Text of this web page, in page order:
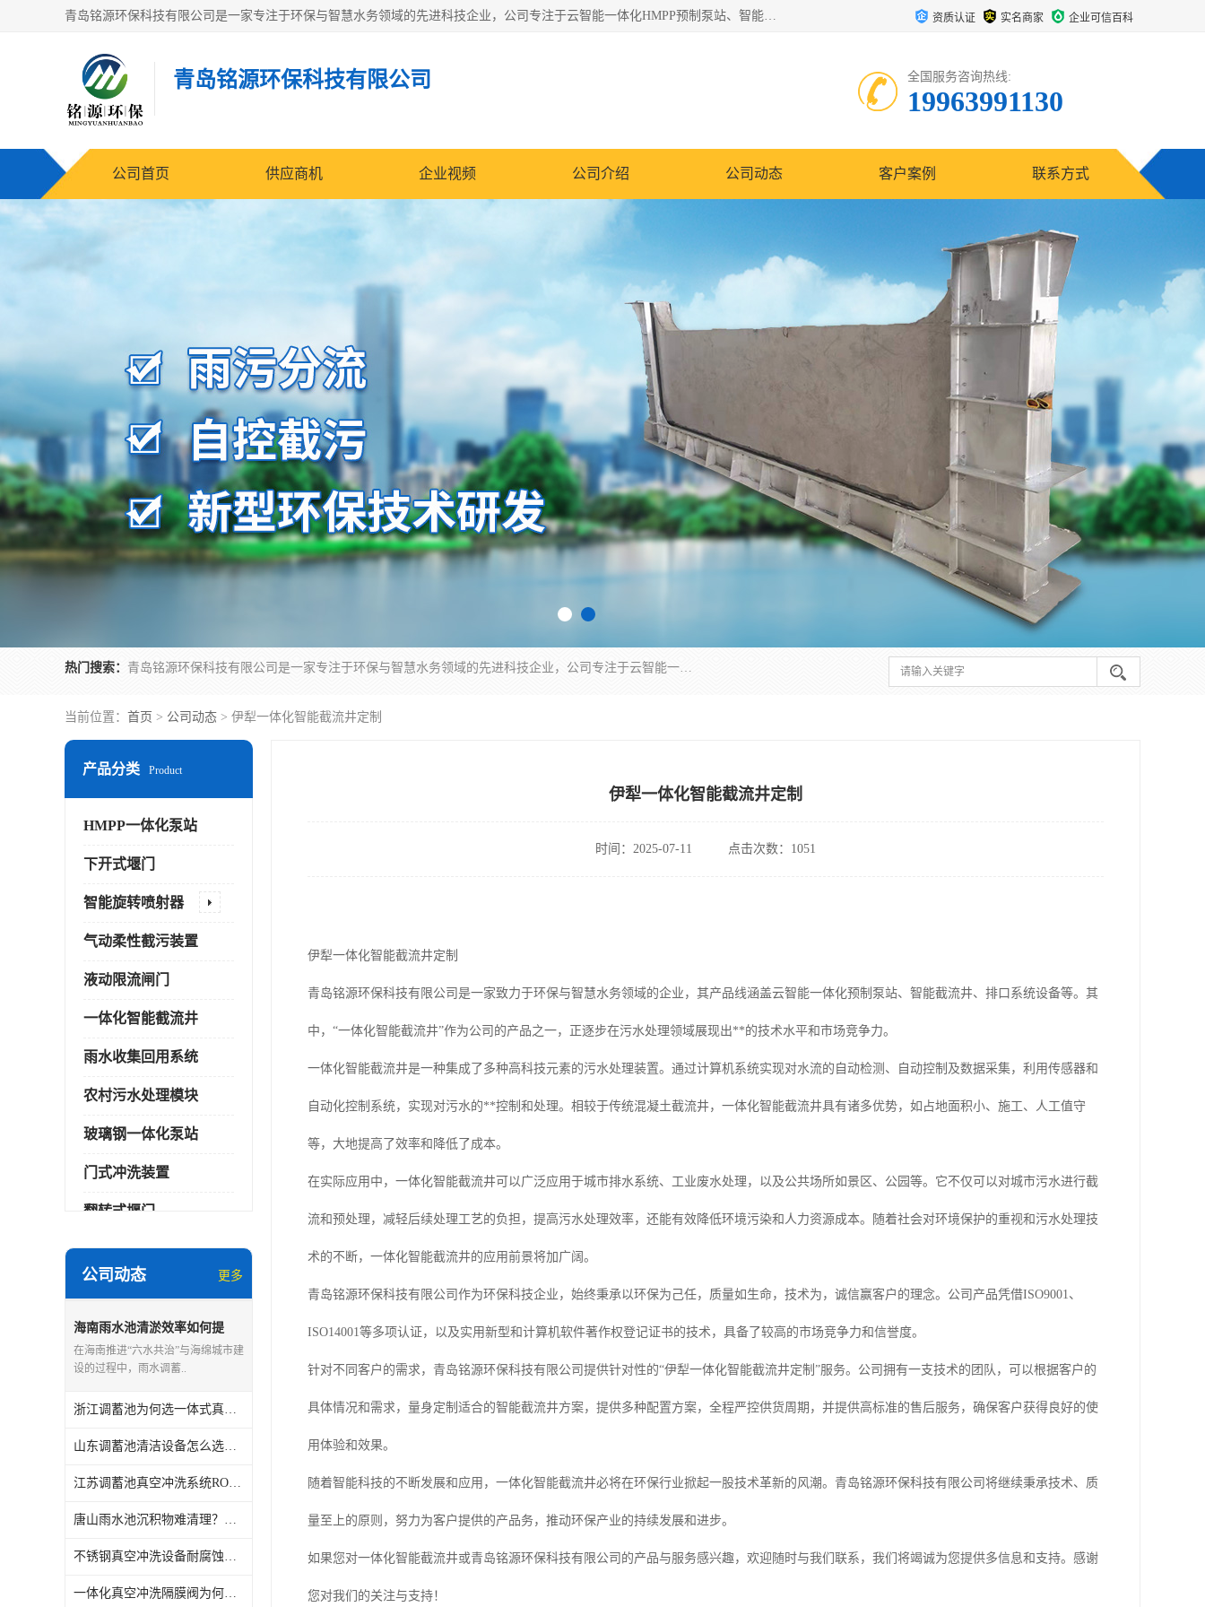
青岛铭源环保科技有限公司是一家专注于环保与智慧水务领域的先进科技企业，公司专注于云智能一体化HMPP预制泵站、智能截流井设备、调蓄池雨洪管理设备、水务循环利用、云智慧水务开发及新型环保技术研发等领域。 资质认证 实名商家 企业可信百科
青岛铭源环保科技有限公司 全国服务咨询热线:
19963991130
公司首页 供应商机 企业视频 公司介绍 公司动态 客户案例 联系方式
热门搜索： 青岛铭源环保科技有限公司是一家专注于环保与智慧水务领域的先进科技企业，公司专注于云智能一体化HMPP预制泵站、智能截流井设备、调蓄池雨洪管理设备、水务循环利用、云智慧水务开发及新型环保技术研发等领域。
当前位置： 首页 > 公司动态 > 伊犁一体化智能截流井定制
产品分类 Product
HMPP一体化泵站
下开式堰门
智能旋转喷射器
气动柔性截污装置
液动限流闸门
一体化智能截流井
雨水收集回用系统
农村污水处理模块
玻璃钢一体化泵站
门式冲洗装置
翻转式堰门
智能一体化雨水泵站
智能一体化供水泵房
智能一体化净水设备
不锈钢浮筒阀
一体化泵闸
浅层砂过滤系统
立交排水泵站
真空冲洗装置
综合预制提升泵站
公司动态 更多
海南雨水池清淤效率如何提
升？铭源2026年清洗设备应用
案例
在海南推进“六水共治”与海绵城市建
设的过程中，雨水调蓄..
浙江调蓄池为何选一体式真空冲洗？铭源从设备选型到安装解析
山东调蓄池清洁设备怎么选？铭源结合本地工况分享选型建议
江苏调蓄池真空冲洗系统ROI测算，铭源为业主算一笔运维账
唐山雨水池沉积物难清理？铭源清洗设备在市政项目的实测反馈
不锈钢真空冲洗设备耐腐蚀性如何？铭源2026年深圳应用观察
一体化真空冲洗隔膜阀为何受关注？铭源唐山项目案例分享
伊犁一体化智能截流井定制
时间：2025-07-11 点击次数：1051
伊犁一体化智能截流井定制
青岛铭源环保科技有限公司是一家致力于环保与智慧水务领域的企业，其产品线涵盖云智能一体化预制泵站、智能截流井、排口系统设备等。其
中，“一体化智能截流井”作为公司的产品之一，正逐步在污水处理领域展现出**的技术水平和市场竞争力。
一体化智能截流井是一种集成了多种高科技元素的污水处理装置。通过计算机系统实现对水流的自动检测、自动控制及数据采集，利用传感器和
自动化控制系统，实现对污水的**控制和处理。相较于传统混凝土截流井，一体化智能截流井具有诸多优势，如占地面积小、施工、人工值守
等，大地提高了效率和降低了成本。
在实际应用中，一体化智能截流井可以广泛应用于城市排水系统、工业废水处理，以及公共场所如景区、公园等。它不仅可以对城市污水进行截
流和预处理，减轻后续处理工艺的负担，提高污水处理效率，还能有效降低环境污染和人力资源成本。随着社会对环境保护的重视和污水处理技
术的不断，一体化智能截流井的应用前景将加广阔。
青岛铭源环保科技有限公司作为环保科技企业，始终秉承以环保为己任，质量如生命，技术为，诚信赢客户的理念。公司产品凭借ISO9001、
ISO14001等多项认证，以及实用新型和计算机软件著作权登记证书的技术，具备了较高的市场竞争力和信誉度。
针对不同客户的需求，青岛铭源环保科技有限公司提供针对性的“伊犁一体化智能截流井定制”服务。公司拥有一支技术的团队，可以根据客户的
具体情况和需求，量身定制适合的智能截流井方案，提供多种配置方案，全程严控供货周期，并提供高标准的售后服务，确保客户获得良好的使
用体验和效果。
随着智能科技的不断发展和应用，一体化智能截流井必将在环保行业掀起一股技术革新的风潮。青岛铭源环保科技有限公司将继续秉承技术、质
量至上的原则，努力为客户提供的产品务，推动环保产业的持续发展和进步。
如果您对一体化智能截流井或青岛铭源环保科技有限公司的产品与服务感兴趣，欢迎随时与我们联系，我们将竭诚为您提供多信息和支持。感谢
您对我们的关注与支持！